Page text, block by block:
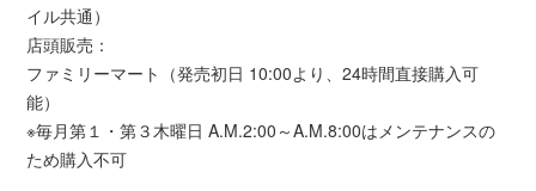
イル共通）
店頭販売：
ファミリーマート（発売初日 10:00より、24時間直接購入可
能）
※毎月第１・第３木曜日 A.M.2:00～A.M.8:00はメンテナンスの
ため購入不可